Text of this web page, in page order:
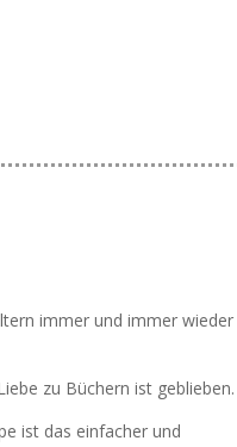
immer und immer wieder
zu Büchern ist geblieben.
ist das einfacher und